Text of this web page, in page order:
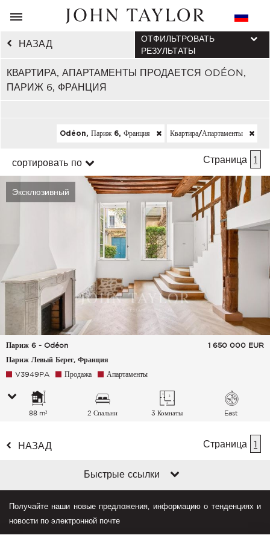
НАЗАД
КВАРТИРА, АПАРТАМЕНТЫ ПРОДАЕТСЯ ODÉON,
ПАРИЖ 6, ФРАНЦИЯ
ОТФИЛЬТРОВАТЬ
РЕЗУЛЬТАТЫ
Odéon, Париж 6, Франция Квартира/апартаменты
сортировать по Страница 1
Эксклюзивный
Париж 6 - Odéon
Париж Левый Берег, Франция
1 650 000 EUR
V3949PA Продажа Апартаменты
88 m² 2 Спальни 3 Комнаты East
НАЗАД Страница 1
Быстрые ссылки
Получайте наши новые предложения, информацию о тенденциях и
новости по электронной почте